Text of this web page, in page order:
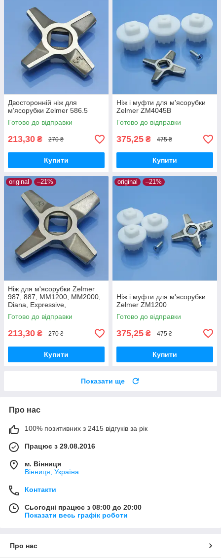
Двосторонній ніж для
м'ясорубки Zelmer 586.5
Готово до відправки
213,30 ₴ 270 ₴
Купити
Ніж і муфти для м'ясорубки
Zelmer ZM4045B
Готово до відправки
375,25 ₴ 475 ₴
Купити
original –21%
Ніж для м'ясорубки Zelmer
987, 887, MM1200, MM2000,
Diana, Expressive,
ZMM5548W, ZMM1589,
ZMM2088 двосторонній №8
Готово до відправки
213,30 ₴ 270 ₴
Купити
original –21%
Ніж і муфти для м'ясорубки
Zelmer ZM1200
Готово до відправки
375,25 ₴ 475 ₴
Купити
Показати ще
Про нас
100% позитивних з 2415 відгуків за рік
Працює з 29.08.2016
м. Вінниця
Вінниця, Україна
Контакти
Сьогодні працює з 08:00 до 20:00
Показати весь графік роботи
Про нас